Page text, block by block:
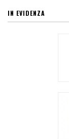
IN EVIDENZA